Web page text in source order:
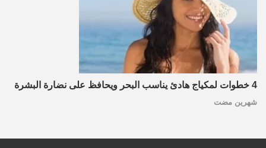
4 خطوات لمكياج هادئ يناسب البحر ويحافظ على نضارة البشرة
شهرين مضت